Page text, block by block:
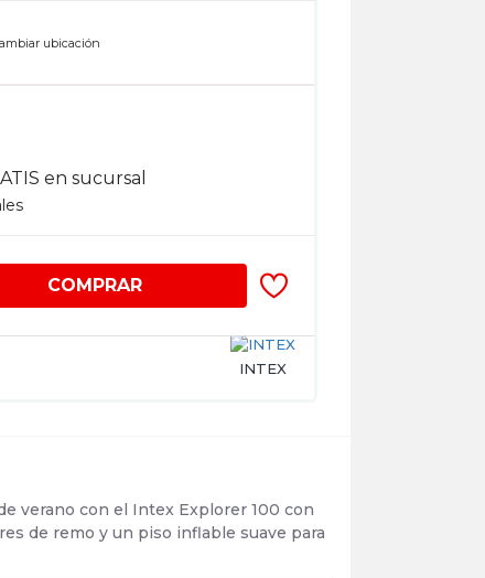
INTEX
COMPRAR
ubicación
en sucursal
verano con el Intex Explorer 100 con
de remo y un piso inflable suave para